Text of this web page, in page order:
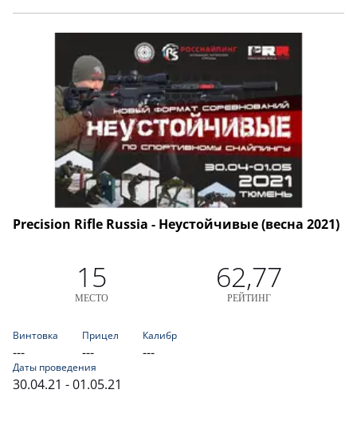
Precision Rifle Russia - Неустойчивые (весна 2021)
15
МЕСТО
62,77
РЕЙТИНГ
Винтовка
---
Прицел
---
Калибр
---
Даты проведения
30.04.21 - 01.05.21